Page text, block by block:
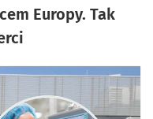
Europy. Tak